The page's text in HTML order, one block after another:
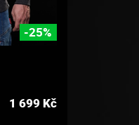
-25%
1 699 Kč